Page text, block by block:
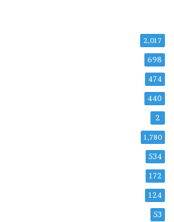
2,017
698
474
440
2
1,780
534
172
124
53